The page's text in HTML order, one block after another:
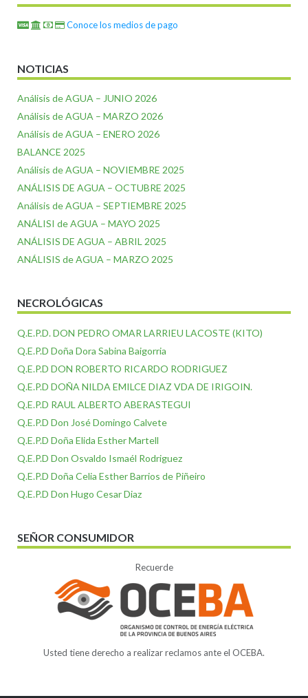
Conoce los medios de pago
NOTICIAS
Análisis de AGUA – JUNIO 2026
Análisis de AGUA – MARZO 2026
Análisis de AGUA – ENERO 2026
BALANCE 2025
Análisis de AGUA – NOVIEMBRE 2025
ANÁLISIS DE AGUA – OCTUBRE 2025
Análisis de AGUA – SEPTIEMBRE 2025
ANÁLISI de AGUA – MAYO 2025
ANÁLISIS DE AGUA – ABRIL 2025
ANÁLISIS de AGUA – MARZO 2025
NECROLÓGICAS
Q.E.P.D. DON PEDRO OMAR LARRIEU LACOSTE (KITO)
Q.E.P.D Doña Dora Sabina Baigorria
Q.E.P.D DON ROBERTO RICARDO RODRIGUEZ
Q.E.P.D DOÑA NILDA EMILCE DIAZ VDA DE IRIGOIN.
Q.E.P.D RAUL ALBERTO ABERASTEGUI
Q.E.P.D Don José Domingo Calvete
Q.E.P.D Doña Elida Esther Martell
Q.E.P.D Don Osvaldo Ismaél Rodriguez
Q.E.P.D Doña Celia Esther Barrios de Piñeiro
Q.E.P.D Don Hugo Cesar Diaz
SEÑOR CONSUMIDOR
Recuerde
Usted tiene derecho a realizar reclamos ante el OCEBA.